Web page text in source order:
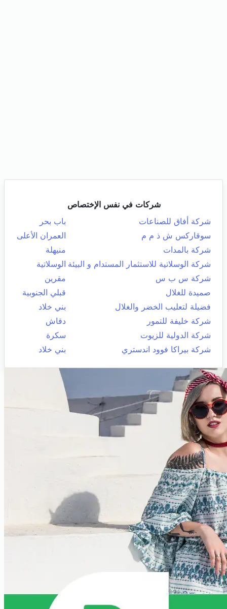
شركات في نفس الإختصاص
شركة أفاق للصناعات
باب بحر
سوقاركس ش ذ م م
العمران الأعلى
شركة بالمدات
منيهلة
شركة الوسلاتية للاستثمار المستدام و البيئة الوسلاتية
شركة س ب س
مقرين
صميدة للغلال
قبلي الجنوبية
فضيلة لتعليب الخضر والغلال
بني خلاد
شركة خليفة للتمور
دقاش
شركة الدولية للزيوت
سكرة
شركة بيراكا فوود اندستري
بني خلاد